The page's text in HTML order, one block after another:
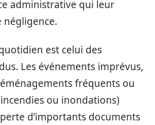
administrative qui leur
négligence.
est celui des
Les événements imprévus,
fréquents ou
ou inondations)
d’importants documents